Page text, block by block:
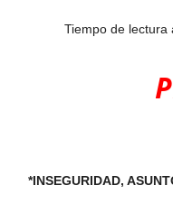
Tiempo de lectura
*INSEGURIDAD,